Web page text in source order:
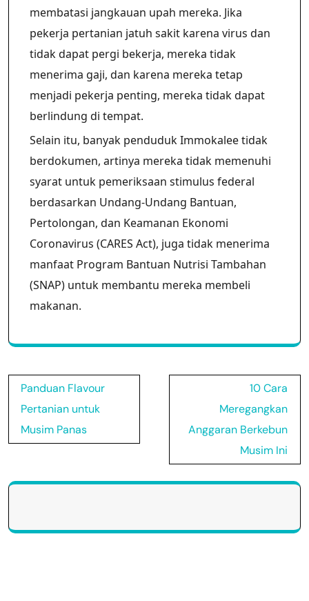
membatasi jangkauan upah mereka. Jika
pekerja pertanian jatuh sakit karena virus dan
tidak dapat pergi bekerja, mereka tidak
menerima gaji, dan karena mereka tetap
menjadi pekerja penting, mereka tidak dapat
berlindung di tempat.
Selain itu, banyak penduduk Immokalee tidak
berdokumen, artinya mereka tidak memenuhi
syarat untuk pemeriksaan stimulus federal
berdasarkan Undang-Undang Bantuan,
Pertolongan, dan Keamanan Ekonomi
Coronavirus (CARES Act), juga tidak menerima
manfaat Program Bantuan Nutrisi Tambahan
(SNAP) untuk membantu mereka membeli
makanan.
Post
navigation
Panduan Flavour
Pertanian untuk
Musim Panas
10 Cara
Meregangkan
Anggaran Berkebun
Musim Ini